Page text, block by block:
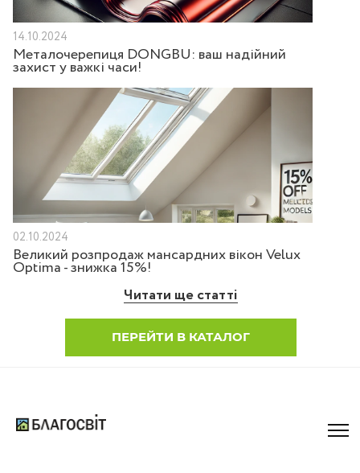
14.10.2024
Металочерепиця DONGBU: ваш надійний
захист у важкі часи!
02.10.2024
Великий розпродаж мансардних вікон Velux
Optima - знижка 15%!
Читати ще статті
ПЕРЕЙТИ В КАТАЛОГ